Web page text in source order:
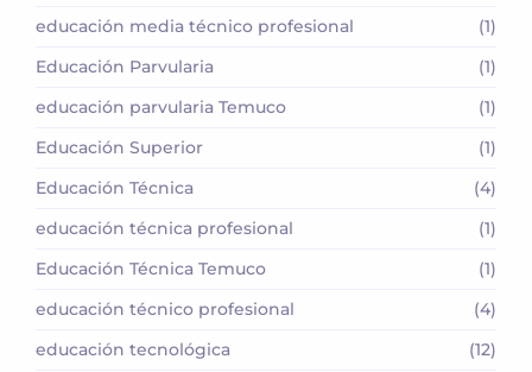
educación media técnico profesional
(1)
Educación Parvularia
(1)
educación parvularia Temuco
(1)
Educación Superior
(1)
Educación Técnica
(4)
educación técnica profesional
(1)
Educación Técnica Temuco
(1)
educación técnico profesional
(4)
educación tecnológica
(12)